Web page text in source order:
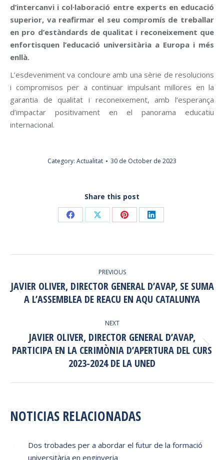
d’intercanvi i col·laboració entre experts en educació
superior, va reafirmar el seu compromís de treballar
en pro d’estàndards de qualitat i reconeixement que
enfortisquen l’educació universitària a Europa i més
enllà.
L’esdeveniment va concloure amb una sèrie de resolucions
i compromisos per a continuar impulsant millores en la
garantia de qualitat i reconeixement, amb l’esperança
d’impactar positivament en el panorama educatiu
internacional.
Category: Actualitat 30 de October de 2023
Share this post
Share
Facebook
Share
X
Share
Pinterest
Share
LinkedIn
NAVIGATION
PREVIOUS
Previous
post:
JAVIER OLIVER, DIRECTOR GENERAL D’AVAP, SE SUMA
A L’ASSEMBLEA DE REACU EN AQU CATALUNYA
NEXT
Next
post:
JAVIER OLIVER, DIRECTOR GENERAL D’AVAP,
PARTICIPA EN LA CERIMÒNIA D’APERTURA DEL CURS
2023-2024 DE LA UNED
NOTICIAS RELACIONADAS
Dos trobades per a abordar el futur de la formació
universitària en enginyeria